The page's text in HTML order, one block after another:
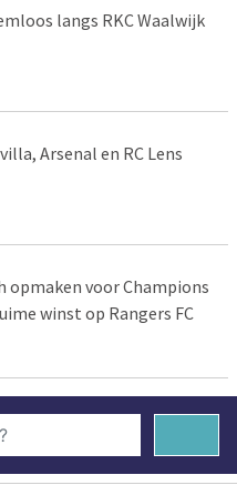
langs RKC Waalwijk
Arsenal en RC Lens
opmaken voor Champions
winst op Rangers FC